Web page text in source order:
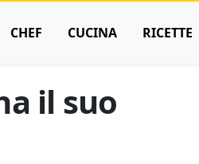
CHEF CUCINA RICETTE
il suo